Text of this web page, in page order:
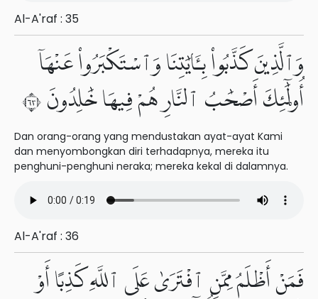
Al-A'raf : 35
وَٱلَّذِينَ كَذَّبُوا۟ بِـَٔايَٰتِنَا وَٱسْتَكْبَرُوا۟ عَنْهَآ
أُو۟لَٰٓئِكَ أَصْحَٰبُ ٱلنَّارِ هُمْ فِيهَا خَٰلِدُونَ ٣٦
Dan orang-orang yang mendustakan ayat-ayat Kami
dan menyombongkan diri terhadapnya, mereka itu
penghuni-penghuni neraka; mereka kekal di dalamnya.
Al-A'raf : 36
فَمَنْ أَظْلَمُ مِمَّنِ ٱفْتَرَىٰ عَلَى ٱللَّهِ كَذِبًا أَوْ